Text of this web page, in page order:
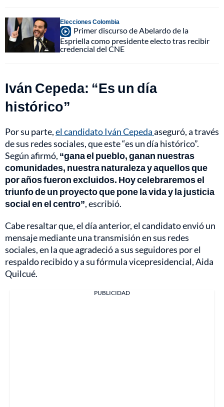
Elecciones Colombia
Primer discurso de Abelardo de la
Espriella como presidente electo tras recibir
credencial del CNE
Iván Cepeda: “Es un día
histórico”
Por su parte,el candidato Iván Cepedaaseguró, a través
de sus redes sociales, que este “es un día histórico”.
Según afirmó, “gana el pueblo, ganan nuestras
comunidades, nuestra naturaleza y aquellos que
por años fueron excluidos. Hoy celebraremos el
triunfo de un proyecto que pone la vida y la justicia
social en el centro”, escribió.
Cabe resaltar que, el día anterior, el candidato envió un
mensaje mediante una transmisión en sus redes
sociales, en la que agradeció a sus seguidores por el
respaldo recibido y a su fórmula vicepresidencial, Aida
Quilcué.
PUBLICIDAD